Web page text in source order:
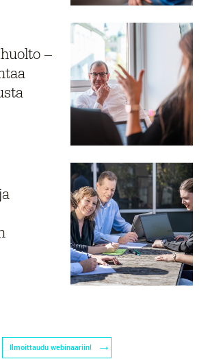
–
Ilmoittaudu webinaariin!